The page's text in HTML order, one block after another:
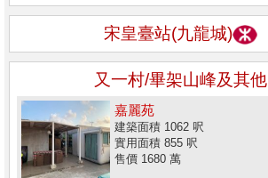
宋皇臺站(九龍城)
又一村/畢架山峰及其他
嘉麗苑
建築面積 1062 呎
實用面積 855 呎
售價 1680 萬